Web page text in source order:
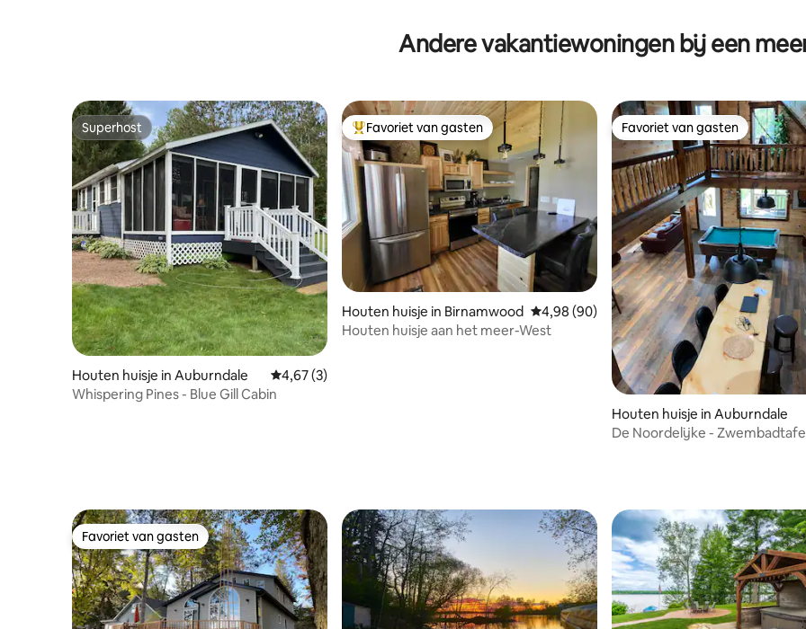
Andere vakantiewoningen bij een
Superhost
Superhost
Houten huisje in Auburndale Gemiddelde beoordeling van 4,67 op 5, 3 recensies
4,67 (3)
Whispering Pines - Blue Gill Cabin
Topfavoriet van gasten
Favoriet van gasten
Houten huisje in Birnamwood Gemiddelde beoordeling van 4,98 op 5, 90
4,98 (90)
Houten huisje aan het meer-West
Favoriet van gasten
Favoriet van gasten
Houten huisje in Auburndale
De Noordelijke -
Favoriet van gasten
Favoriet van gasten